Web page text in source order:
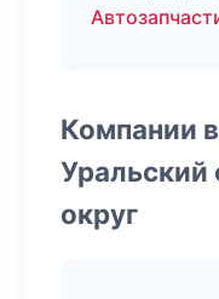
Компании
округ